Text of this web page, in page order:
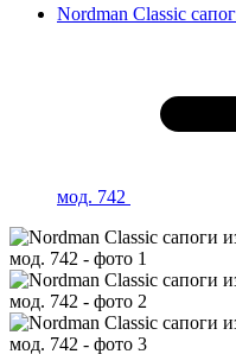
Nordman Classic
мод. 742